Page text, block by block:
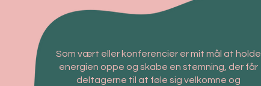
Som vært eller konferencier er mit mål at holde
energien oppe og skabe en stemning, der får
deltagerne til at føle sig velkomne og